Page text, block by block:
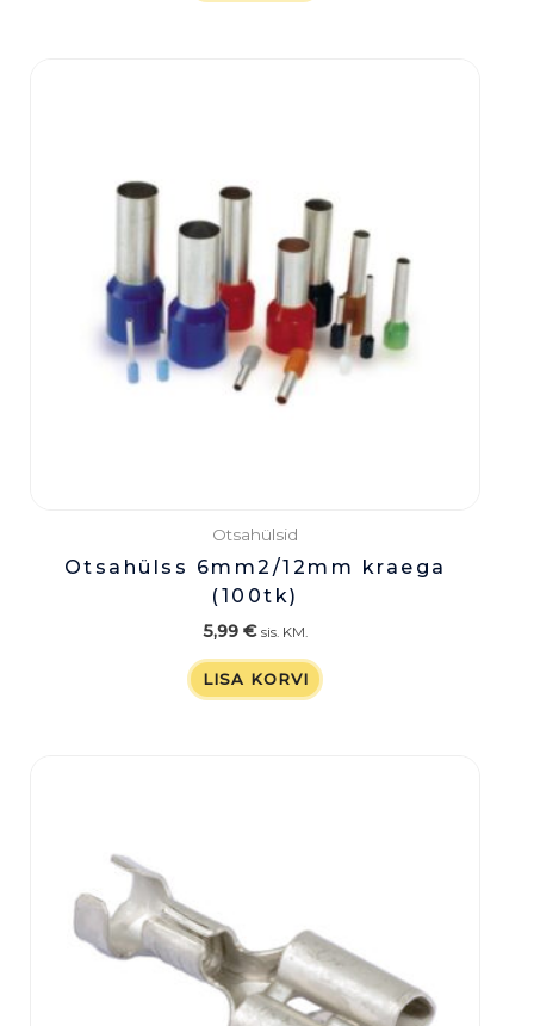
Otsahülsid
Otsahülss 6mm2/12mm kraega
(100tk)
5,99 € sis. KM.
LISA KORVI